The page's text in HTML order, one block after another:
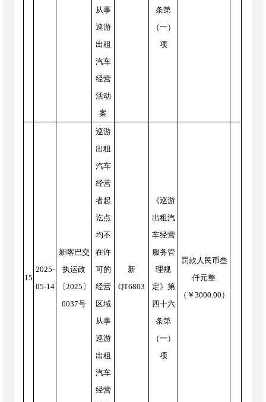
从事
巡游
出租
汽车
经营
活动
案
条第
（一）
项
15
2025-
05-14
新喀巴交
执运政
〔2025〕
0037号
巡游
出租
汽车
经营
者起
讫点
均不
在许
可的
经营
区域
从事
巡游
出租
汽车
经营
新
QT6803
《巡游
出租汽
车经营
服务管
理规
定》第
四十六
条第
（一）
项
罚款人民币叁
仟元整
（￥3000.00）